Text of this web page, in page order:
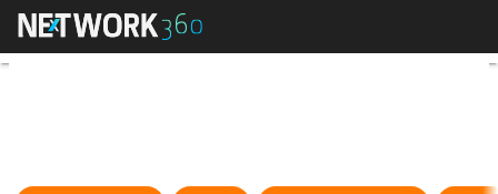
Canard confía en Microsoft para